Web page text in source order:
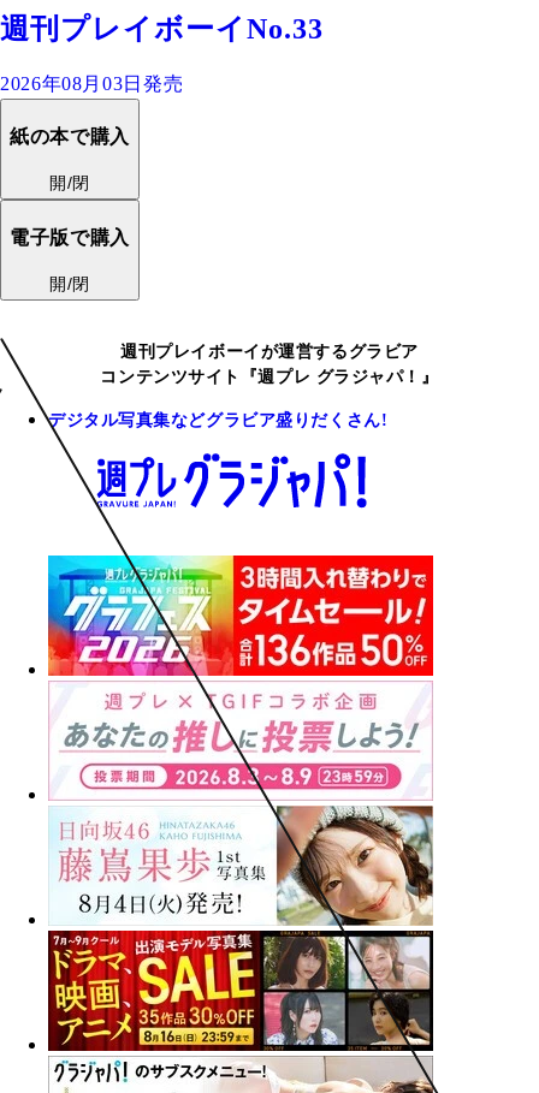
週刊プレイボーイNo.33
2026年08月03日発売
紙の本で購入
開/閉
電子版で購入
開/閉
週刊プレイボーイが運営するグラビア
コンテンツサイト『週プレ グラジャパ！』
デジタル写真集などグラビア盛りだくさん!